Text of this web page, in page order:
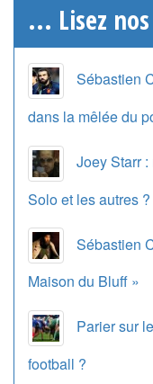
... Lisez
Sébastien
dans la mêlée du
Joey Starr
Solo et les autres ?
Sébastien
Maison du Bluff »
Parier sur
football ?